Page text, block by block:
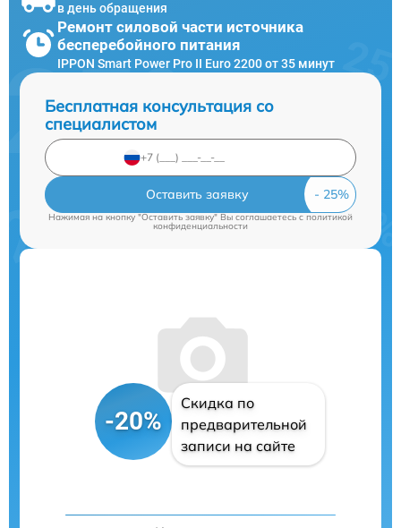
в день обращения
Ремонт силовой части источника
бесперебойного питания
IPPON Smart Power Pro II Euro 2200 от 35 минут
Бесплатная консультация со
специалистом
Оставить заявку
Нажимая на кнопку "Оставить заявку" Вы соглашаетесь cполитикой
конфиденциальности
-20%
Скидка по
предварительной
записи на сайте